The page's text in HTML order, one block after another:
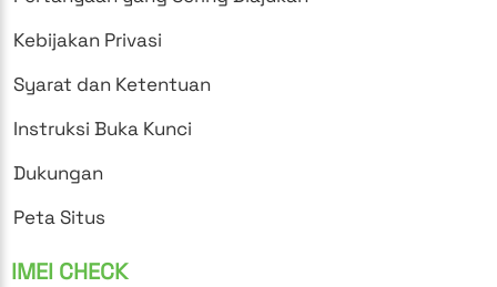
Kebijakan Privasi
Syarat dan Ketentuan
Instruksi Buka Kunci
Dukungan
Peta Situs
IMEI CHECK